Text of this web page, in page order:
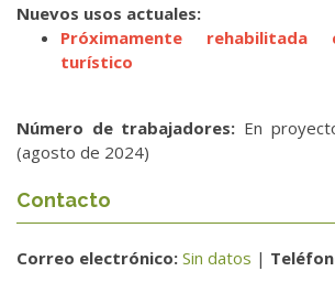
Nuevos usos actuales:
Próximamente rehabilitada
turístico
Número de trabajadores: En
(agosto de 2024)
Contacto
Correo electrónico: Sin datos |